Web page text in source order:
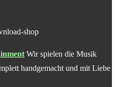
shop
Wir spielen die Musik
handgemacht und mit Liebe